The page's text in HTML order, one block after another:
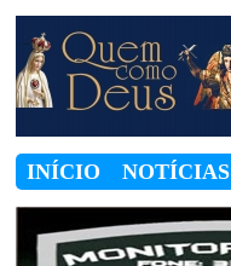
INÍCIO NOTÍCIAS